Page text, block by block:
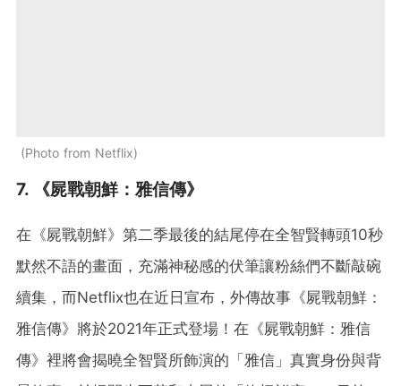
Photo from Netflix
7. 《屍戰朝鮮：雅信傳》
在《屍戰朝鮮》第二季最後的結尾停在全智賢轉頭10秒
默然不語的畫面，充滿神秘感的伏筆讓粉絲們不斷敲碗
續集，而Netflix也在近日宣布，外傳故事《屍戰朝鮮：
雅信傳》將於2021年正式登場！在《屍戰朝鮮：雅信
傳》裡將會揭曉全智賢所飾演的「雅信」真實身份與背